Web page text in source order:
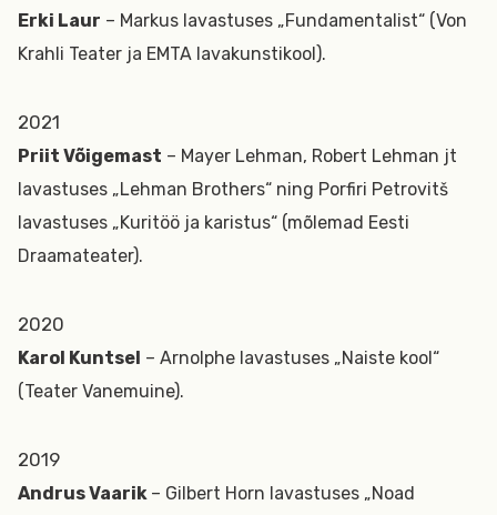
Erki Laur – Markus lavastuses „Fundamentalist“ (Von
Krahli Teater ja EMTA lavakunstikool).
2021
Priit Võigemast – Mayer Lehman, Robert Lehman jt
lavastuses „Lehman Brothers“ ning Porfiri Petrovitš
lavastuses „Kuritöö ja karistus“ (mõlemad Eesti
Draamateater).
2020
Karol Kuntsel – Arnolphe lavastuses „Naiste kool“
(Teater Vanemuine).
2019
Andrus Vaarik – Gilbert Horn lavastuses „Noad